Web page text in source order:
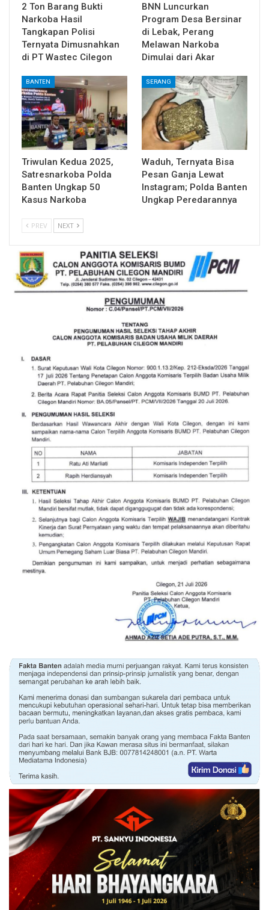
2 Ton Barang Bukti
Narkoba Hasil
Tangkapan Polisi
Ternyata Dimusnahkan
di PT Wastec Cilegon
BNN Luncurkan
Program Desa Bersinar
di Lebak, Perang
Melawan Narkoba
Dimulai dari Akar
BANTEN
Triwulan Kedua 2025,
Satresnarkoba Polda
Banten Ungkap 50
Kasus Narkoba
SERANG
Waduh, Ternyata Bisa
Pesan Ganja Lewat
Instagram; Polda Banten
Ungkap Peredarannya
PREV NEXT